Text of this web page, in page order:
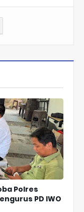
Polres
PD IWO